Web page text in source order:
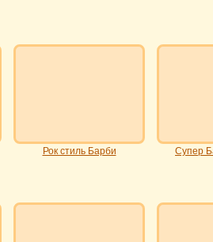
Рок стиль Барби Супер